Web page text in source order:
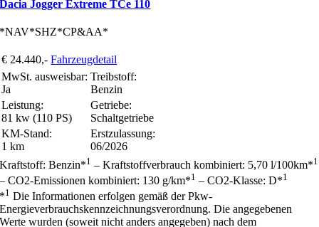
Dacia Jogger Extreme TCe 110
*NAV*SHZ*CP&AA*
€ 24.440,- Fahrzeugdetail
MwSt. ausweisbar:
Ja
Treibstoff:
Benzin
Leistung:
81 kw (110 PS)
Getriebe:
Schaltgetriebe
KM-Stand:
1 km
Erstzulassung:
06/2026
Kraftstoff: Benzin*1 – Kraftstoffverbrauch kombiniert: 5,70 l/100km*1
– CO2-Emissionen kombiniert: 130 g/km*1 – CO2-Klasse: D*1
*1 Die Informationen erfolgen gemäß der Pkw-
Energieverbrauchskennzeichnungsverordnung. Die angegebenen
Werte wurden (soweit nicht anders angegeben) nach dem